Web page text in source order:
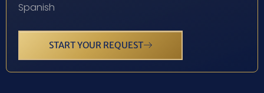
Spanish
START YOUR REQUEST